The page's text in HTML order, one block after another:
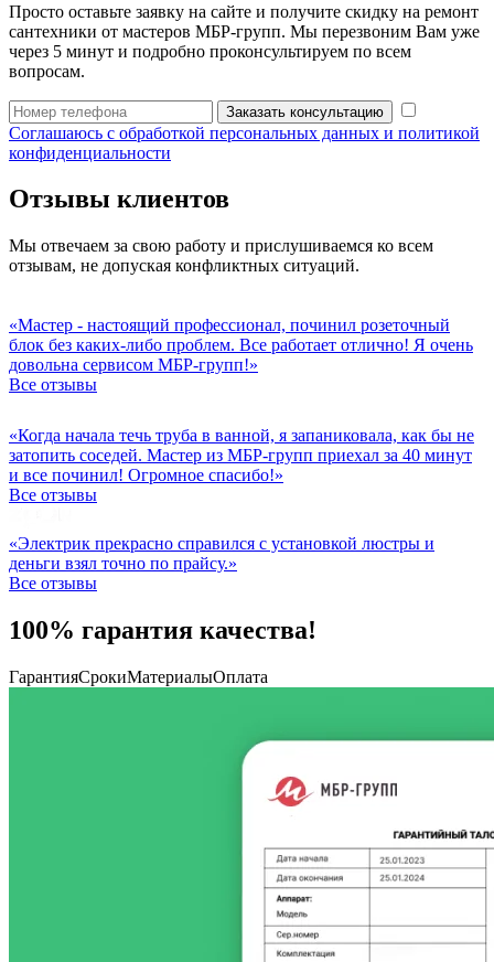
Просто оставьте заявку на сайте и получите скидку на ремонт
сантехники от мастеров МБР-групп. Мы перезвоним Вам уже
через 5 минут и подробно проконсультируем по всем
вопросам.
Заказать консультацию
Соглашаюсь с обработкой персональных данных и политикой
конфиденциальности
Отзывы клиентов
Мы отвечаем за свою работу и прислушиваемся ко всем
отзывам, не допуская конфликтных ситуаций.
«Мастер - настоящий профессионал, починил розеточный
блок без каких-либо проблем. Все работает отлично! Я очень
довольна сервисом МБР-групп!»
Все отзывы
«Когда начала течь труба в ванной, я запаниковала, как бы не
затопить соседей. Мастер из МБР-групп приехал за 40 минут
и все починил! Огромное спасибо!»
Все отзывы
«Электрик прекрасно справился с установкой люстры и
деньги взял точно по прайсу.»
Все отзывы
100% гарантия качества!
ГарантияСрокиМатериалыОплата